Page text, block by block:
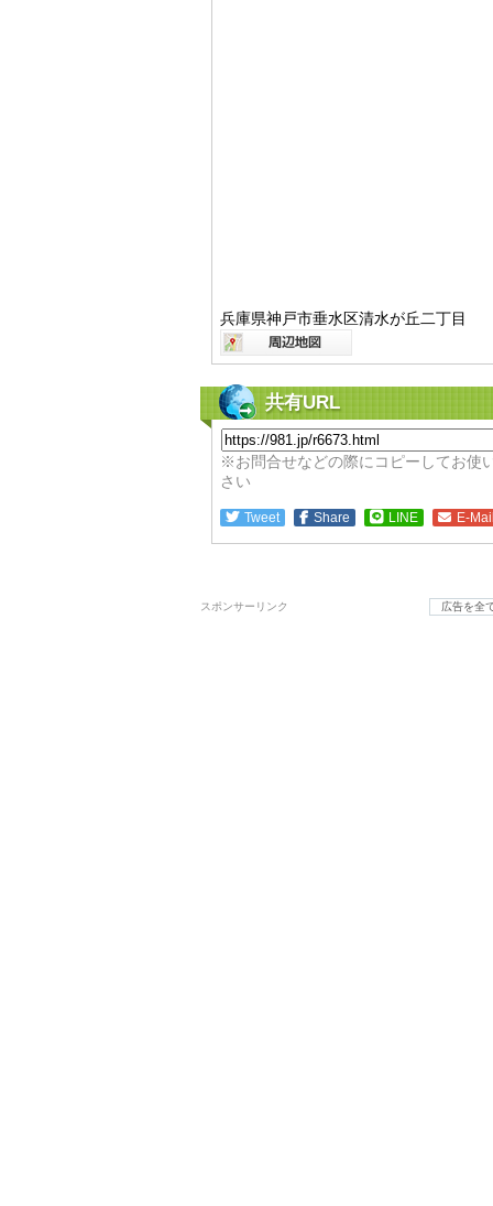
兵庫県神戸市垂水区清水が丘二丁目
共有URL
※お問合せなどの際にコピーしてお使
さい
Tweet Share LINE E-
スポンサーリンク 広告を全